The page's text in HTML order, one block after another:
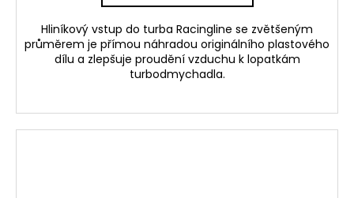
Hliníkový vstup do turba Racingline se zvětšeným
průměrem je přímou náhradou originálního plastového
dílu a zlepšuje proudění vzduchu k lopatkám
turbodmychadla.